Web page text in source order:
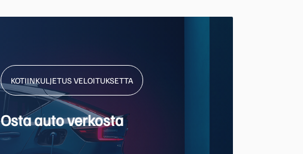
KOTIINKULJETUS VELOITUKSETTA
Osta auto verkosta